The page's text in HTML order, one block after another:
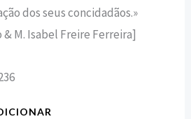
dos seus concidadãos.»
M. Isabel Freire Ferreira]